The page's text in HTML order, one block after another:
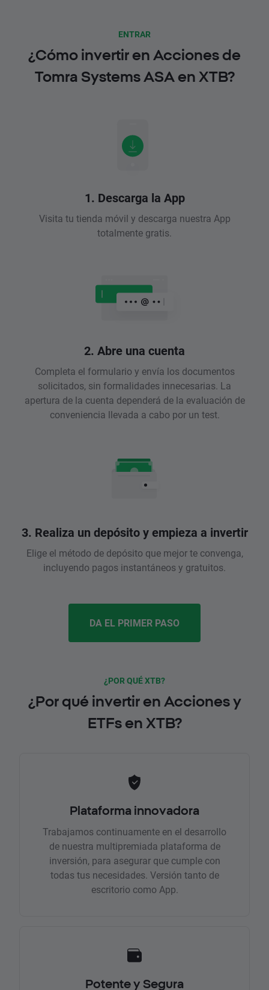
ENTRAR
¿Cómo invertir en Acciones de
Tomra Systems ASA en XTB?
1. Descarga la App
Visita tu tienda móvil y descarga nuestra App
totalmente gratis.
2. Abre una cuenta
Completa el formulario y envía los documentos
solicitados, sin formalidades innecesarias. La
apertura de la cuenta dependerá de la evaluación de
conveniencia llevada a cabo por un test.
3. Realiza un depósito y empieza a invertir
Elige el método de depósito que mejor te convenga,
incluyendo pagos instantáneos y gratuitos.
DA EL PRIMER PASO
¿POR QUÉ XTB?
¿Por qué invertir en Acciones y
ETFs en XTB?
Plataforma innovadora
Trabajamos continuamente en el desarrollo
de nuestra multipremiada plataforma de
inversión, para asegurar que cumple con
todas tus necesidades. Versión tanto de
escritorio como App.
Potente y Segura